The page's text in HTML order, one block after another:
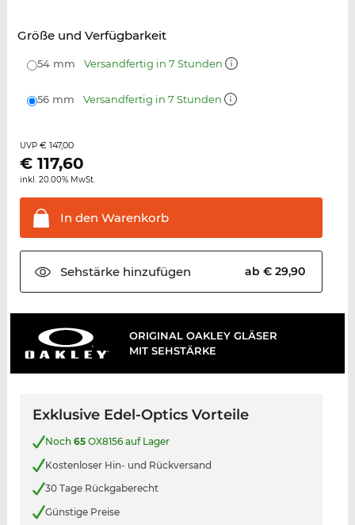
Größe und Verfügbarkeit
54 mm Versandfertig in 7 Stunden
56 mm Versandfertig in 7 Stunden
UVP € 147,00
€ 117,60
inkl. 20.00% MwSt.
In den Warenkorb
Sehstärkehinzufügen ab € 29,90
ORIGINAL OAKLEY GLÄSER
MIT SEHSTÄRKE
Exklusive Edel-Optics Vorteile
Noch 65OX8156 auf Lager
Kostenloser Hin- und Rückversand
30 Tage Rückgaberecht
Günstige Preise